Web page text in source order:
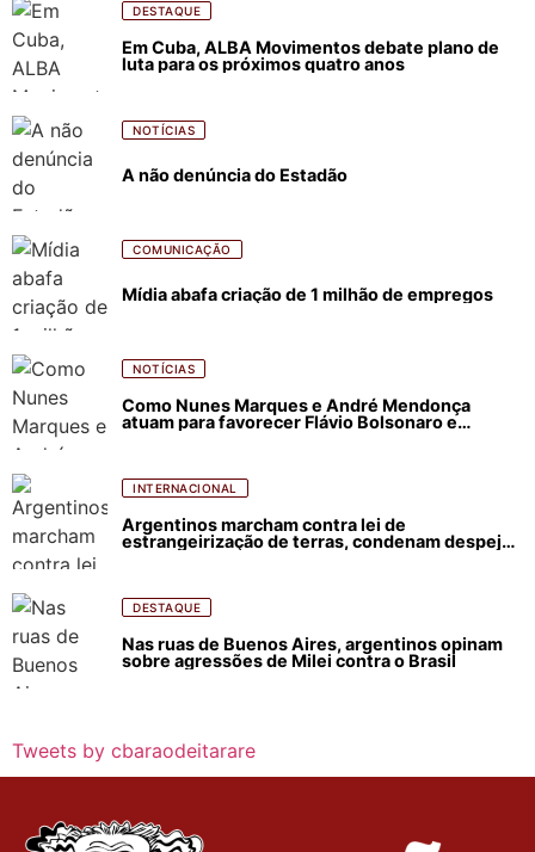
DESTAQUE
Em Cuba, ALBA Movimentos debate plano de
luta para os próximos quatro anos
NOTÍCIAS
A não denúncia do Estadão
COMUNICAÇÃO
Mídia abafa criação de 1 milhão de empregos
NOTÍCIAS
Como Nunes Marques e André Mendonça
atuam para favorecer Flávio Bolsonaro e
INTERNACIONAL
Argentinos marcham contra lei de
estrangeirização de terras, condenam despejos
DESTAQUE
Nas ruas de Buenos Aires, argentinos opinam
sobre agressões de Milei contra o Brasil
Tweets by cbaraodeitarare